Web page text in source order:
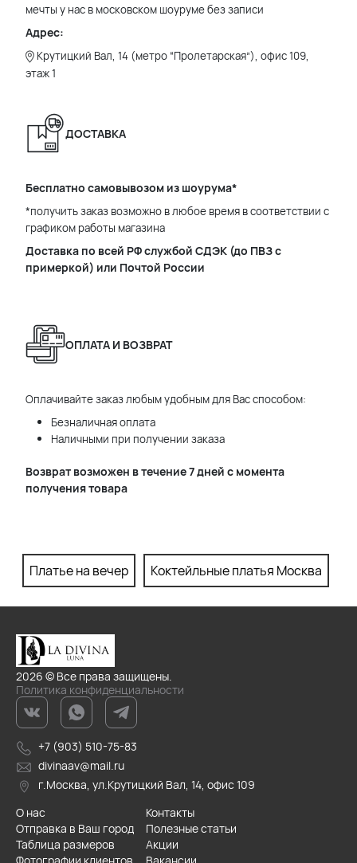
мечты у нас в московском шоуруме без записи
Адрес:
Крутицкий Вал, 14 (метро “Пролетарская”), офис 109,
этаж 1
ДОСТАВКА
Бесплатно самовывозом из шоурума*
*получить заказ возможно в любое время в соответствии с
графиком работы магазина
Доставка по всей РФ службой СДЭК (до ПВЗ с
примеркой) или Почтой России
ОПЛАТА И ВОЗВРАТ
Оплачивайте заказ любым удобным для Вас способом:
Безналичная оплата
Наличными при получении заказа
Возврат возможен в течение 7 дней с момента
получения товара
Платье на вечер Коктейльные платья Москва
2026 © Все права защищены.
Политика конфиденциальности
+7 (903) 510-75-83
divinaav@mail.ru
г.Москва, ул.Крутицкий Вал, 14, офис 109
О нас
Контакты
Отправка в Ваш город
Полезные статьи
Таблица размеров
Акции